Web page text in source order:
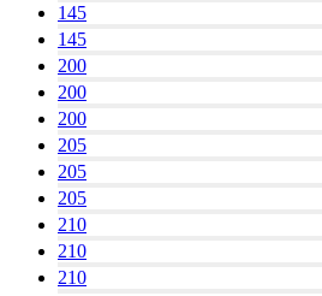
145
145
200
200
200
205
205
205
210
210
210